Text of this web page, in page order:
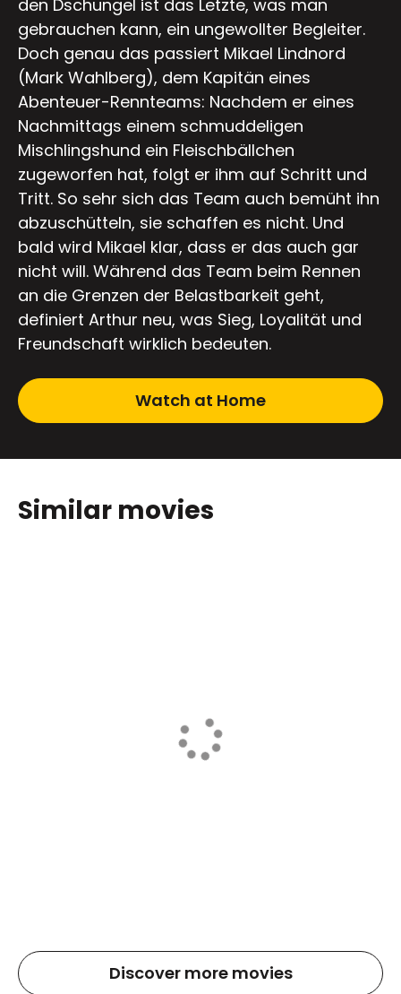
den Dschungel ist das Letzte, was man
gebrauchen kann, ein ungewollter Begleiter.
Doch genau das passiert Mikael Lindnord
(Mark Wahlberg), dem Kapitän eines
Abenteuer-Rennteams: Nachdem er eines
Nachmittags einem schmuddeligen
Mischlingshund ein Fleischbällchen
zugeworfen hat, folgt er ihm auf Schritt und
Tritt. So sehr sich das Team auch bemüht ihn
abzuschütteln, sie schaffen es nicht. Und
bald wird Mikael klar, dass er das auch gar
nicht will. Während das Team beim Rennen
an die Grenzen der Belastbarkeit geht,
definiert Arthur neu, was Sieg, Loyalität und
Freundschaft wirklich bedeuten.
Watch at Home
Similar movies
Discover more movies